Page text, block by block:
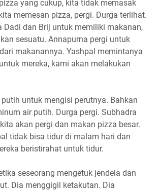
yang cukup, kita tidak memasak
memesan pizza, pergi. Durga terlihat.
Dadi dan Brij untuk memiliki makanan,
sesuatu. Annapurna pergi untuk
makanannya. Yashpal memintanya
mereka, kami akan melakukan
untuk mengisi perutnya. Bahkan
air putih. Durga pergi. Subhadra
akan pergi dan makan pizza besar.
tidak bisa tidur di malam hari dan
beristirahat untuk tidur.
seseorang mengetuk jendela dan
Dia menggigil ketakutan. Dia